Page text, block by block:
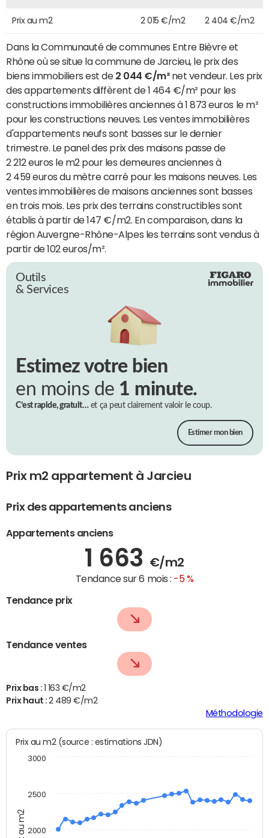
Prix au m2 2 015 €/m2 2 404 €/m2
Dans la Communauté de communes Entre Bièvre et
Rhône où se situe la commune de Jarcieu, le prix des
biens immobiliers est de 2 044 €/m²net vendeur. Les prix
des appartements diffèrent de 1 464 €/m² pour les
constructions immobilières anciennes à 1 873 euros le m²
pour les constructions neuves. Les ventes immobilières
d'appartements neufs sont basses sur le dernier
trimestre. Le panel des prix des maisons passe de
2 212 euros le m2 pour les demeures anciennes à
2 459 euros du mètre carré pour les maisons neuves. Les
ventes immobilières de maisons anciennes sont basses
en trois mois. Les prix des terrains constructibles sont
établis à partir de 147 €/m2. En comparaison, dans la
région Auvergne-Rhône-Alpes les terrains sont vendus à
partir de 102 euros/m².
Outils
& Services
Estimez votre bien
en moins de 1 minute.
C’est rapide, gratuit…et ça peut clairement valoir le coup.
Estimer mon bien
Prix m2 appartement à Jarcieu
Prix des appartements anciens
Appartements anciens
1 663 €/m2
Tendance sur 6 mois : -5 %
Tendance prix
Tendance ventes
Prix bas : 1 163 €/m2
Prix haut :2 489 €/m2
Méthodologie
Prix au m2
Prix au m2 (source : estimations JDN)
2000
2500
3000